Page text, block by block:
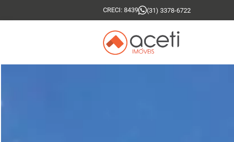
CRECI: 8439 (31) 3378-6722